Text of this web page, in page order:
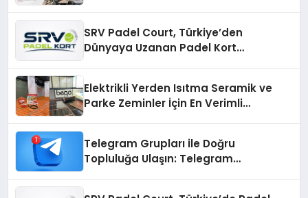
SRV Padel Court, Türkiye’den
Dünyaya Uzanan Padel Kort
Elektrikli Yerden Isıtma Seramik ve
Parke Zeminler İçin En Verimli
Telegram Grupları ile Doğru
Topluluğa Ulaşın: Telegram